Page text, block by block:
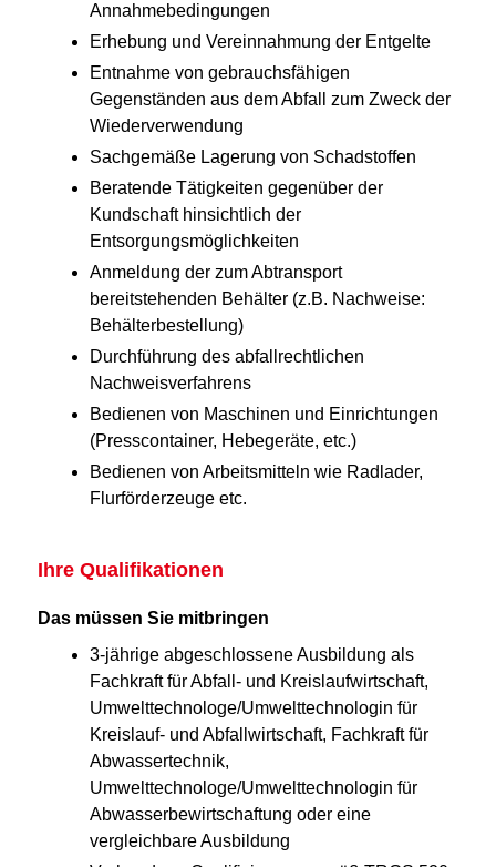
Annahmebedingungen
Erhebung und Vereinnahmung der Entgelte
Entnahme von gebrauchsfähigen
Gegenständen aus dem Abfall zum Zweck der
Wiederverwendung
Sachgemäße Lagerung von Schadstoffen
Beratende Tätigkeiten gegenüber der
Kundschaft hinsichtlich der
Entsorgungsmöglichkeiten
Anmeldung der zum Abtransport
bereitstehenden Behälter (z.B. Nachweise:
Behälterbestellung)
Durchführung des abfallrechtlichen
Nachweisverfahrens
Bedienen von Maschinen und Einrichtungen
(Presscontainer, Hebegeräte, etc.)
Bedienen von Arbeitsmitteln wie Radlader,
Flurförderzeuge etc.
Ihre Qualifikationen
Das müssen Sie mitbringen
3-jährige abgeschlossene Ausbildung als
Fachkraft für Abfall- und Kreislaufwirtschaft,
Umwelttechnologe/Umwelttechnologin für
Kreislauf- und Abfallwirtschaft, Fachkraft für
Abwassertechnik,
Umwelttechnologe/Umwelttechnologin für
Abwasserbewirtschaftung oder eine
vergleichbare Ausbildung